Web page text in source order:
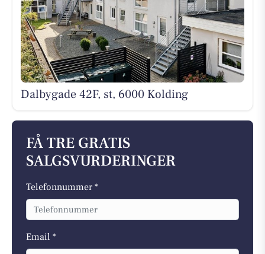
Dalbygade 42F, st, 6000 Kolding
FÅ TRE GRATIS
SALGSVURDERINGER
Telefonnummer *
Email *